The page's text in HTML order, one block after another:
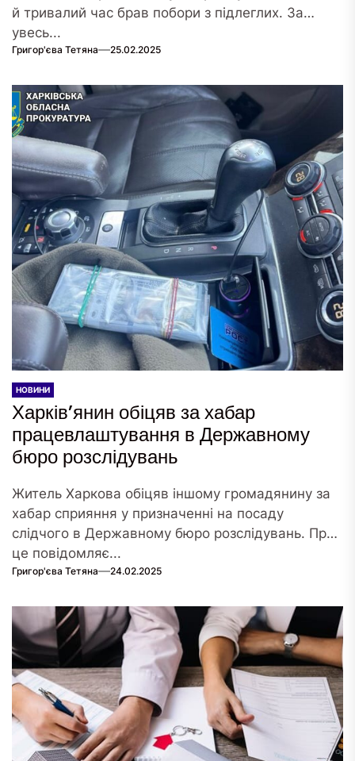
й тривалий час брав побори з підлеглих. За
увесь...
Григор'єва Тетяна 25.02.2025
НОВИНИ
Харків’янин обіцяв за хабар
працевлаштування в Державному
бюро розслідувань
Житель Харкова обіцяв іншому громадянину за
хабар сприяння у призначенні на посаду
слідчого в Державному бюро розслідувань. Про
це повідомляє...
Григор'єва Тетяна 24.02.2025